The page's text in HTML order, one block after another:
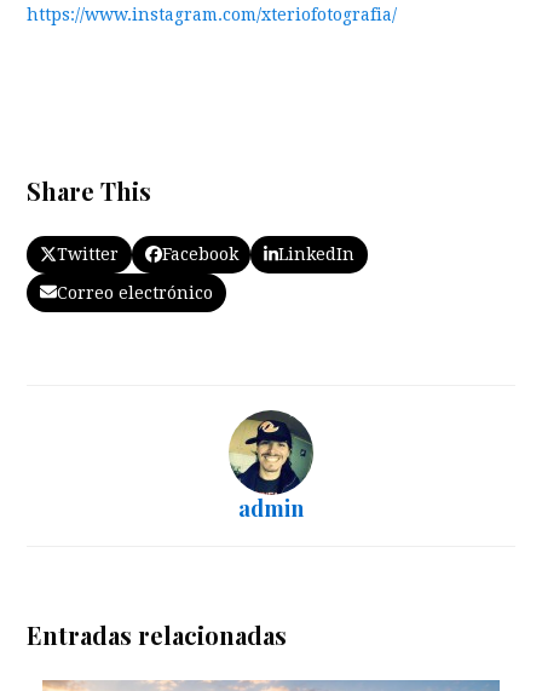
https://www.instagram.com/xteriofotografia/
Share This
Twitter Facebook
LinkedIn
Correo electrónico
admin
Entradas relacionadas